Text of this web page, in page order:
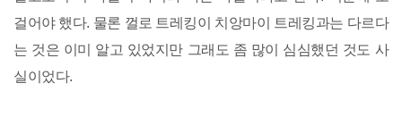
걸어야 했다. 물론 껄로 트레킹이 치앙마이 트레킹과는 다르다
는 것은 이미 알고 있었지만 그래도 좀 많이 심심했던 것도 사
실이었다.